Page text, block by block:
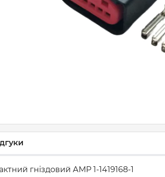
гніздовий АМР 1-1419168-1